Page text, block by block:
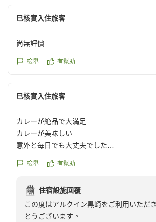
已核實入住旅客
尚無評價
檢舉 有幫助
已核實入住旅客
カレーが絶品で大満足
カレーが美味しい
意外と毎日でも大丈夫でした
https://review.travel.rakuten.co.jp/hotel/
檢舉 有幫助
住宿設施回覆
この度はアルクイン黒崎をご利用いただ
とうございます。